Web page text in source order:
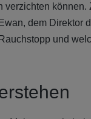
verzichten
dem Direktor
und